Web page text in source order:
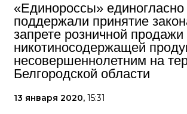
«Единороссы» единогласно
поддержали принятие
запрете розничной продажи
никотиносодержащей
несовершеннолетним на
Белгородской области
13 января 2020, 15:31